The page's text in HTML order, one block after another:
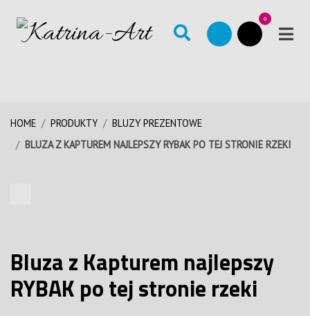
0
HOME PRODUKTY
BLUZY PREZENTOWE
BLUZA Z KAPTUREM NAJLEPSZY RYBAK PO TEJ STRONIE RZEKI
Bluza z Kapturem najlepszy
RYBAK po tej stronie rzeki